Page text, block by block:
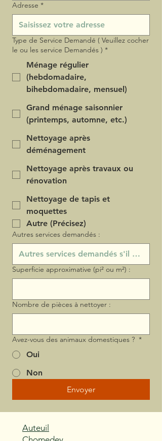
Adresse *
Type de Service Demandé ( Veuillez cocher
le ou les service Demandés ) *
Ménage régulier
(hebdomadaire,
bihebdomadaire, mensuel)
Grand ménage saisonnier
(printemps, automne, etc.)
Nettoyage après
déménagement
Nettoyage après travaux ou
rénovation
Nettoyage de tapis et
moquettes
Autre (Précisez)
Autres services demandés :
Superficie approximative (pi² ou m²) :
Nombre de pièces à nettoyer :
Avez-vous des animaux domestiques ? *
Oui
Non
Envoyer
Auteuil